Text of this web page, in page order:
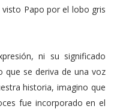
Papo por el lobo gris
ni su significado
que se deriva de una voz
historia, imagino que
fue incorporado en el